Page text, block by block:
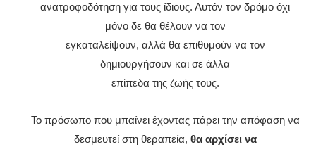
ανατροφοδότηση για τους ίδιους. Αυτόν τον δρόμο όχι
μόνο δε θα θέλουν να τον
εγκαταλείψουν, αλλά θα επιθυμούν να τον
δημιουργήσουν και σε άλλα
επίπεδα της ζωής τους.
Το πρόσωπο που μπαίνει έχοντας πάρει την απόφαση να
δεσμευτεί στη θεραπεία, θα αρχίσει να